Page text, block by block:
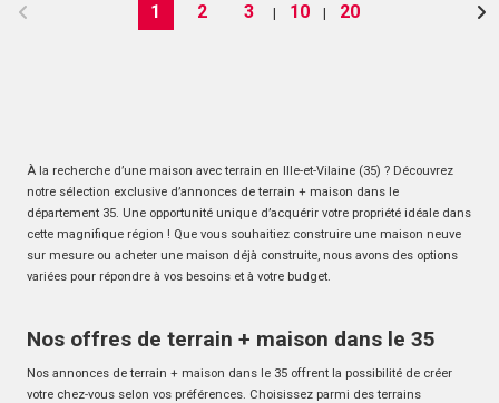
1 2 3 | 10 | 20
À la recherche d’une maison avec terrain en Ille-et-Vilaine (35) ? Découvrez
notre sélection exclusive d’annonces de terrain + maison dans le
département 35. Une opportunité unique d’acquérir votre propriété idéale dans
cette magnifique région ! Que vous souhaitiez construire une maison neuve
sur mesure ou acheter une maison déjà construite, nous avons des options
variées pour répondre à vos besoins et à votre budget.
Nos offres de terrain + maison dans le 35
Nos annonces de terrain + maison dans le 35 offrent la possibilité de créer
votre chez-vous selon vos préférences. Choisissez parmi des terrains